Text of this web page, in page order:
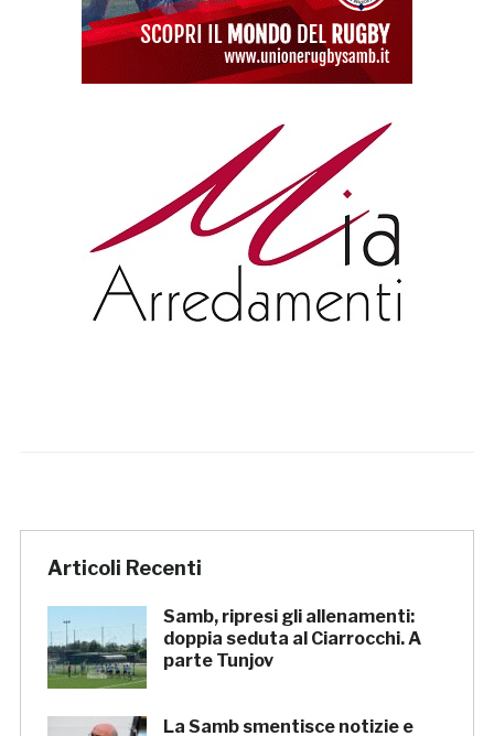
Articoli Recenti
Samb, ripresi gli allenamenti:
doppia seduta al Ciarrocchi. A
parte Tunjov
La Samb smentisce notizie e